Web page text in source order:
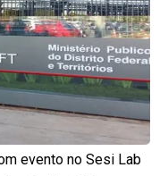
evento no Sesi Lab